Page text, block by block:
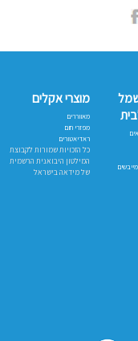
מוצרי אקלים
מאווררים
מפזרי חום
ראדיאטורים
כל הזכויות שמורות לקבוצת
המילטון היבואנית הרשמית
של מידאה בישראל